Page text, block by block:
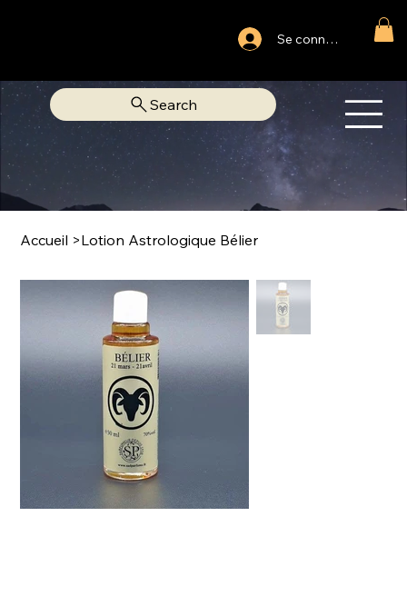
Se connecter
Accueil >Lotion Astrologique Bélier
LIBRAIRIE SPIRITUELLESearch